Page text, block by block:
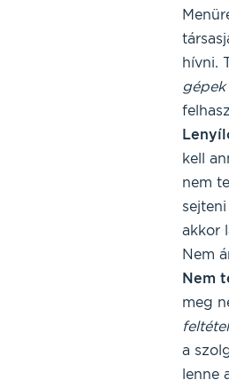
hívni.
gépek
kell
nem
akkor
Nem
Nem
meg
a
lenne